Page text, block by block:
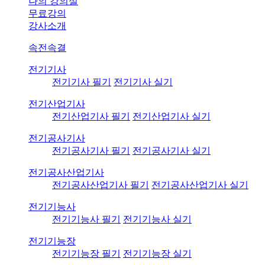
무료강의
강사소개
속전속결
전기기사
전기기사 필기
전기기사 실기
전기산업기사
전기산업기사 필기
전기산업기사 실기
전기공사기사
전기공사기사 필기
전기공사기사 실기
전기공사산업기사
전기공사산업기사 필기
전기공사산업기사 실기
전기기능사
전기기능사 필기
전기기능사 실기
전기기능장
전기기능장 필기
전기기능장 실기